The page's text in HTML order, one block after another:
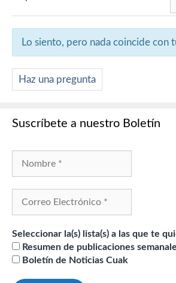
Lo siento, pero nada coincide con
Haz una pregunta
Suscríbete a nuestro Boletín
Seleccionar la(s) lista(s) a las que te
Resumen de publicaciones
Boletín de Noticias Cuak